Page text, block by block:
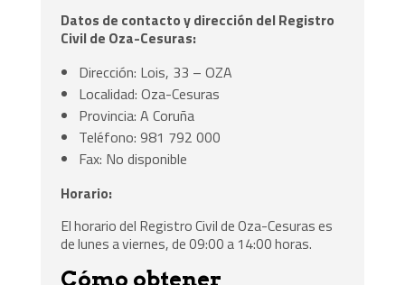
Datos de contacto y dirección del Registro
Civil de Oza-Cesuras:
Dirección: Lois, 33 – OZA
Localidad: Oza-Cesuras
Provincia: A Coruña
Teléfono: 981 792 000
Fax: No disponible
Horario:
El horario del Registro Civil de Oza-Cesuras es
de lunes a viernes, de 09:00 a 14:00 horas.
Cómo obtener